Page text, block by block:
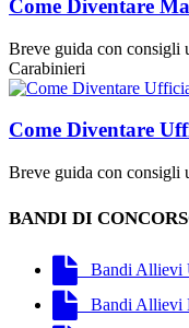
Come Diventare
Breve guida con consigli
Carabinieri
Come Diventare
Breve guida con consigli
BANDI DI
Bandi Allievi
Bandi Allievi